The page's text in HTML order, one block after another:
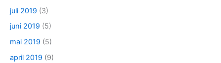
juli 2019 (3)
juni 2019 (5)
mai 2019 (5)
april 2019 (9)